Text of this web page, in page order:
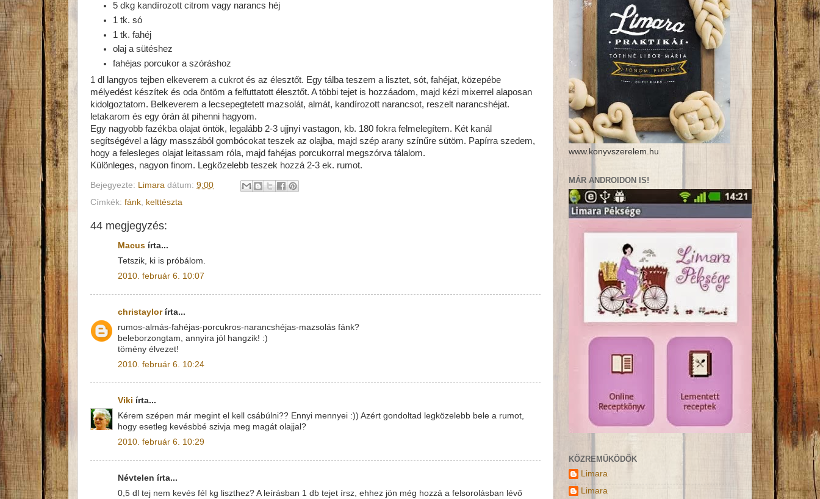
5 dkg kandírozott citrom vagy narancs héj
1 tk. só
1 tk. fahéj
olaj a sütéshez
fahéjas porcukor a szóráshoz
1 dl langyos tejben elkeverem a cukrot és az élesztőt. Egy tálba teszem a lisztet, sót, fahéjat, közepébe
mélyedést készítek és oda öntöm a felfuttatott élesztőt. A többi tejet is hozzáadom, majd kézi mixerrel alaposan
kidolgoztatom. Belkeverem a lecsepegtetett mazsolát, almát, kandírozott narancsot, reszelt narancshéjat.
letakarom és egy órán át pihenni hagyom.
Egy nagyobb fazékba olajat öntök, legalább 2-3 ujjnyi vastagon, kb. 180 fokra felmelegítem. Két kanál
segítségével a lágy masszából gombócokat teszek az olajba, majd szép arany színűre sütöm. Papírra szedem,
hogy a felesleges olajat leitassam róla, majd fahéjas porcukorral megszórva tálalom.
Különleges, nagyon finom. Legközelebb teszek hozzá 2-3 ek. rumot.
Bejegyezte: Limara dátum: 9:00
Címkék: fánk kelttészta
44 megjegyzés:
Macus írta...
Tetszik, ki is próbálom.
2010. február 6. 10:07
christaylorírta...
rumos-almás-fahéjas-porcukros-narancshéjas-mazsolás fánk?
beleborzongtam, annyira jól hangzik! :)
tömény élvezet!
2010. február 6. 10:24
Viki írta...
Kérem szépen már megint el kell csábúlni?? Ennyi mennyei :)) Azért gondoltad legközelebb bele a rumot,
hogy esetleg kevésbbé szivja meg magát olajjal?
2010. február 6. 10:29
Névtelen írta...
0,5 dl tej nem kevés fél kg liszthez? A leírásban 1 db tejet írsz, ehhez jön még hozzá a felsorolásban lévő
www.konyvszerelem.hu
MÁR ANDROIDON IS!
KÖZREMŰKÖDŐK
Limara
Limara